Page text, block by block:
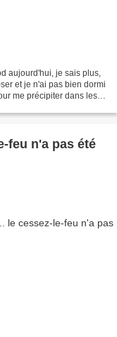
aujourd'hui, je sais plus,
et je n'ai pas bien dormi
me précipiter dans les
feu n'a pas été